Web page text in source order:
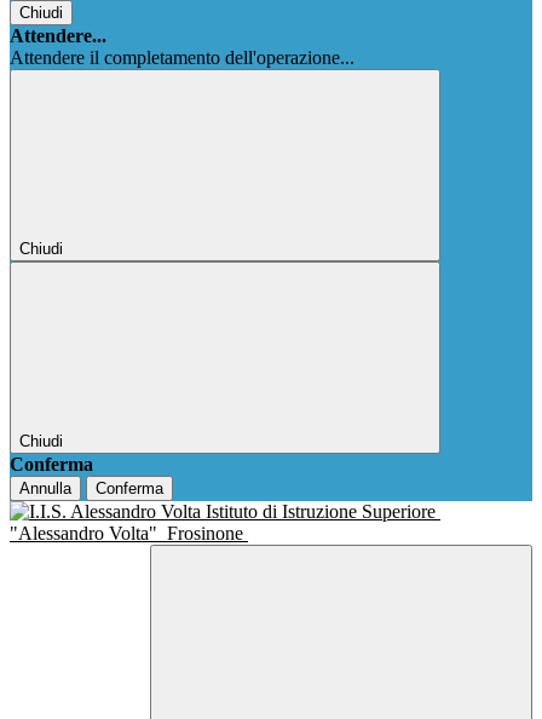
Chiudi
Attendere...
Attendere il completamento dell'operazione...
Chiudi
Chiudi
Conferma
Annulla Conferma
Istituto di Istruzione Superiore
"Alessandro Volta" Frosinone